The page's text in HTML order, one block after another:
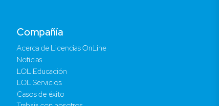
Compañía
Acerca de Licencias OnLine
Noticias
LOL Educación
LOL Servicios
Casos de éxito